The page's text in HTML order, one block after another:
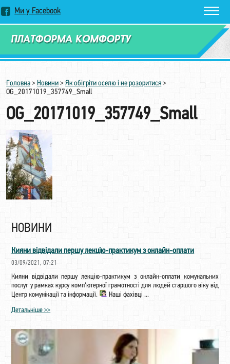
Ми у Facebook
Замовити дзвінок
Головна > Новини >Як обігріти оселю і не розоритися >
OG_20171019_357749_Small
OG_20171019_357749_Small
НОВИНИ
Кияни відвідали першу лекцію-практикум з онлайн-оплати
03/09/2021, 07:21
Кияни відвідали першу лекцію-практикум з онлайн-оплати комунальних
послуг у рамках курсу комп'ютерної грамотності для людей старшого віку від
Центр комунікації та інформації.
Наші фахівці ...
Детальніше >>